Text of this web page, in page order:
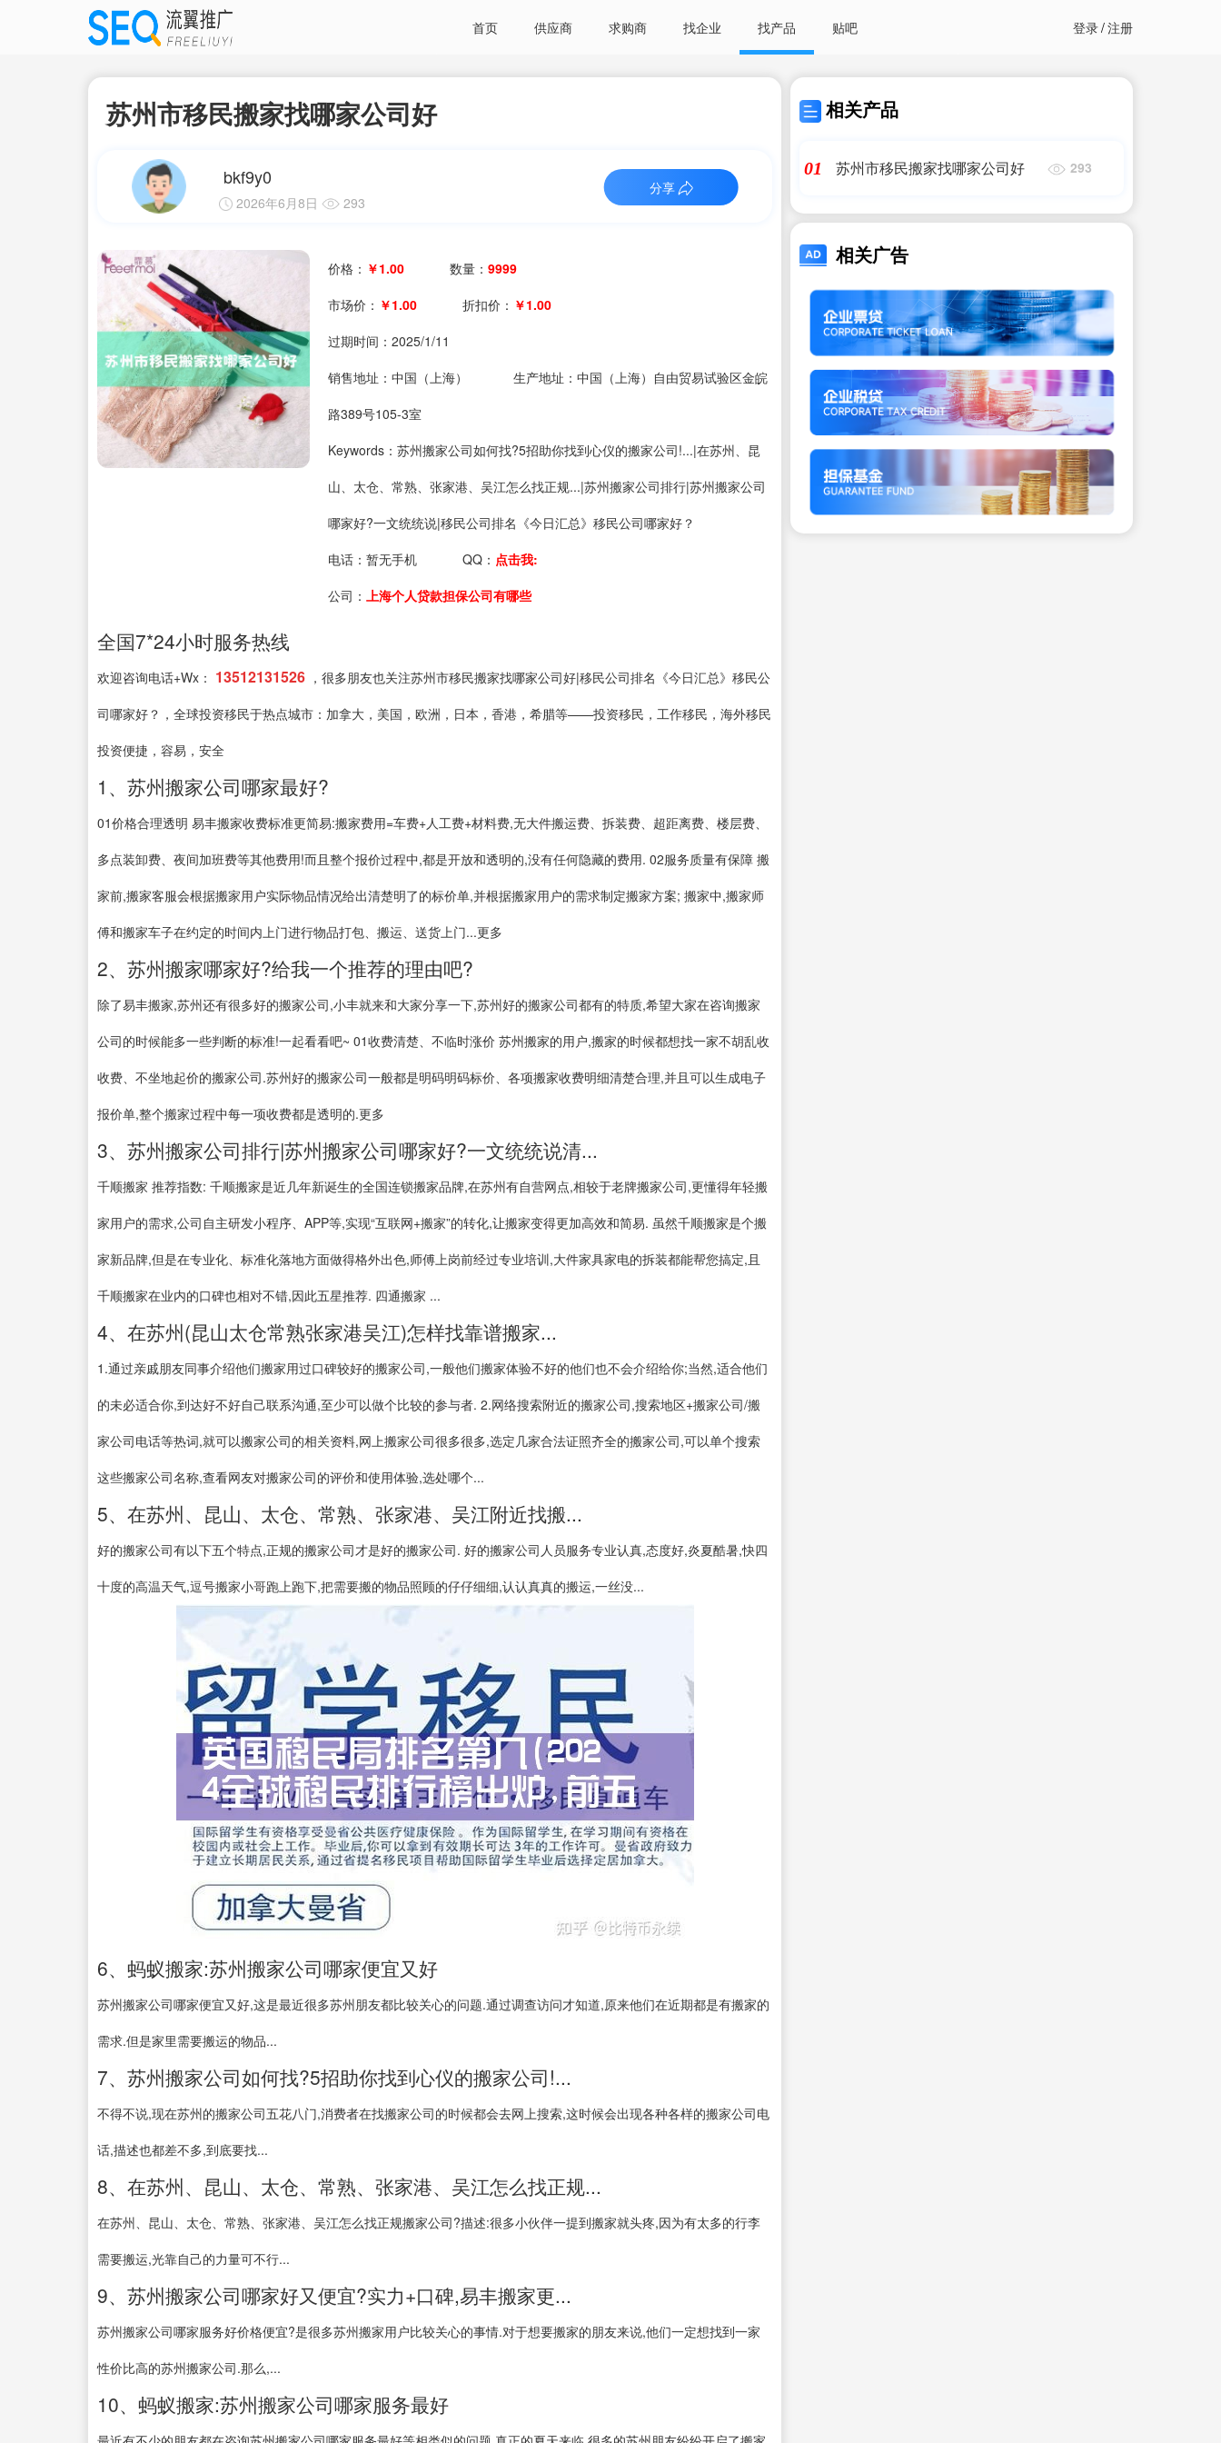
首页 供应商 求购商 找企业 找产品 贴吧 登录/注册
苏州市移民搬家找哪家公司好
bkf9y0
2026年6月8日 293
分享
价格： ￥1.00 数量：9999
市场价： ￥1.00 折扣价： ￥1.00
过期时间：2025/1/11
销售地址：中国（上海）
生产地址：中国（上海）自由贸易试验区金皖
路389号105-3室
Keywords：苏州搬家公司如何找?5招助你找到心仪的搬家公司!...|在苏州、昆
山、太仓、常熟、张家港、吴江怎么找正规...|苏州搬家公司排行|苏州搬家公司
哪家好?一文统统说|移民公司排名《今日汇总》移民公司哪家好？
电话：暂无手机 QQ： 点击我:
公司：上海个人贷款担保公司有哪些
全国7*24小时服务热线
欢迎咨询电话+Wx： 13512131526 ，很多朋友也关注苏州市移民搬家找哪家公司好|移民公司排名《今日汇总》移民公
司哪家好？，全球投资移民于热点城市：加拿大，美国，欧洲，日本，香港，希腊等——投资移民，工作移民，海外移民
投资便捷，容易，安全
1、苏州搬家公司哪家最好?
01价格合理透明 易丰搬家收费标准更简易:搬家费用=车费+人工费+材料费,无大件搬运费、拆装费、超距离费、楼层费、
多点装卸费、夜间加班费等其他费用!而且整个报价过程中,都是开放和透明的,没有任何隐藏的费用. 02服务质量有保障 搬
家前,搬家客服会根据搬家用户实际物品情况给出清楚明了的标价单,并根据搬家用户的需求制定搬家方案; 搬家中,搬家师
傅和搬家车子在约定的时间内上门进行物品打包、搬运、送货上门...更多
2、苏州搬家哪家好?给我一个推荐的理由吧?
除了易丰搬家,苏州还有很多好的搬家公司,小丰就来和大家分享一下,苏州好的搬家公司都有的特质,希望大家在咨询搬家
公司的时候能多一些判断的标准!一起看看吧~ 01收费清楚、不临时涨价 苏州搬家的用户,搬家的时候都想找一家不胡乱收
收费、不坐地起价的搬家公司.苏州好的搬家公司一般都是明码明码标价、各项搬家收费明细清楚合理,并且可以生成电子
报价单,整个搬家过程中每一项收费都是透明的.更多
3、苏州搬家公司排行|苏州搬家公司哪家好?一文统统说清...
千顺搬家 推荐指数: 千顺搬家是近几年新诞生的全国连锁搬家品牌,在苏州有自营网点,相较于老牌搬家公司,更懂得年轻搬
家用户的需求,公司自主研发小程序、APP等,实现“互联网+搬家”的转化,让搬家变得更加高效和简易. 虽然千顺搬家是个搬
家新品牌,但是在专业化、标准化落地方面做得格外出色,师傅上岗前经过专业培训,大件家具家电的拆装都能帮您搞定,且
千顺搬家在业内的口碑也相对不错,因此五星推荐. 四通搬家 ...
4、在苏州(昆山太仓常熟张家港吴江)怎样找靠谱搬家...
1.通过亲戚朋友同事介绍他们搬家用过口碑较好的搬家公司,一般他们搬家体验不好的他们也不会介绍给你;当然,适合他们
的未必适合你,到达好不好自己联系沟通,至少可以做个比较的参与者. 2.网络搜索附近的搬家公司,搜索地区+搬家公司/搬
家公司电话等热词,就可以搬家公司的相关资料,网上搬家公司很多很多,选定几家合法证照齐全的搬家公司,可以单个搜索
这些搬家公司名称,查看网友对搬家公司的评价和使用体验,选处哪个...
5、在苏州、昆山、太仓、常熟、张家港、吴江附近找搬...
好的搬家公司有以下五个特点,正规的搬家公司才是好的搬家公司. 好的搬家公司人员服务专业认真,态度好,炎夏酷暑,快四
十度的高温天气,逗号搬家小哥跑上跑下,把需要搬的物品照顾的仔仔细细,认认真真的搬运,一丝没...
6、蚂蚁搬家:苏州搬家公司哪家便宜又好
苏州搬家公司哪家便宜又好,这是最近很多苏州朋友都比较关心的问题.通过调查访问才知道,原来他们在近期都是有搬家的
需求.但是家里需要搬运的物品...
7、苏州搬家公司如何找?5招助你找到心仪的搬家公司!...
不得不说,现在苏州的搬家公司五花八门,消费者在找搬家公司的时候都会去网上搜索,这时候会出现各种各样的搬家公司电
话,描述也都差不多,到底要找...
8、在苏州、昆山、太仓、常熟、张家港、吴江怎么找正规...
在苏州、昆山、太仓、常熟、张家港、吴江怎么找正规搬家公司?描述:很多小伙伴一提到搬家就头疼,因为有太多的行李
需要搬运,光靠自己的力量可不行...
9、苏州搬家公司哪家好又便宜?实力+口碑,易丰搬家更...
苏州搬家公司哪家服务好价格便宜?是很多苏州搬家用户比较关心的事情.对于想要搬家的朋友来说,他们一定想找到一家
性价比高的苏州搬家公司.那么,...
10、蚂蚁搬家:苏州搬家公司哪家服务最好
相关产品
01 苏州市移民搬家找哪家公司好 293
相关广告